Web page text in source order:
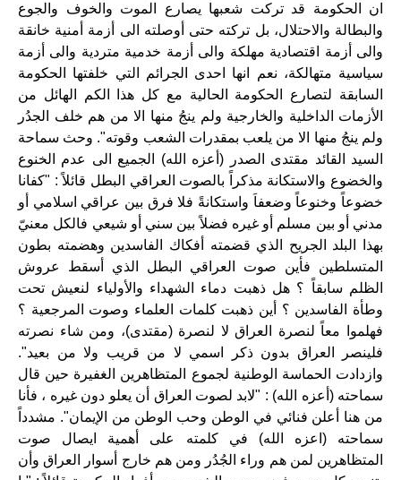
ان الحكومة قد تركت شعبها يصارع الموت والخوف والجوع
والبطالة والاحتلال، بل تركته حتى أوصلته الى أزمة أمنية خانقة
والى أزمة اقتصادية مهلكة والى أزمة خدمية متردية والى أزمة
سياسية متهالكة، نعم انها احدى الجرائم التي خلفتها الحكومة
السابقة لتصارع الحكومة الحالية مع كل هذا الكم الهائل من
الأزمات الداخلية والخارجية ولم ينجُ منها الا من هم خلف الجدُر
ولم ينجُ منها الا من يلعب بمقدرات الشعب وقوته". وحث سماحة
السيد القائد مقتدى الصدر (أعزه الله) الجميع الى عدم الخنوع
والخضوع والاستكانة مذكراً بالصوت العراقي البطل قائلاً : "كفانا
خضوعاً وخنوعاً وضعفاَ واستكانةً فلا فرق بين عراقي اسلامي أو
مدني أو بين مسلم أو غيره فضلاً بين سني أو شيعي فالكل معنيّ
بهذا البلد الجريح الذي قضمته أفكاك الفاسدين وهضمته بطون
المتسلطين فأين صوت العراقي البطل الذي أسقط عروش
الظلم سابقاً ؟ هل ذهبت دماء الشهداء والأولياء لنعيش تحت
وطأة الفاسدين ؟ أين ذهبت كلمات العلماء وصوت المرجعية ؟
فهلموا معاً لنصرة العراق لا لنصرة (مقتدى)، ومن شاء نصرته
فلينصر العراق بدون ذكر اسمي لا من قريب ولا من بعيد".
وازدادت الحماسة الوطنية لجموع المتظاهرين الغفيرة حين قال
سماحته (أعزه الله) : "لابد لصوت العراق أن يعلو دون غيره ، فأنا
من هنا أعلن فنائي في الوطن وحب الوطن من الإيمان". مشدداً
سماحته (اعزه الله) في كلمته على أهمية ايصال صوت
المتظاهرين لمن هم وراء الجُدُر ومن هم خارج أسوار العراق وأن